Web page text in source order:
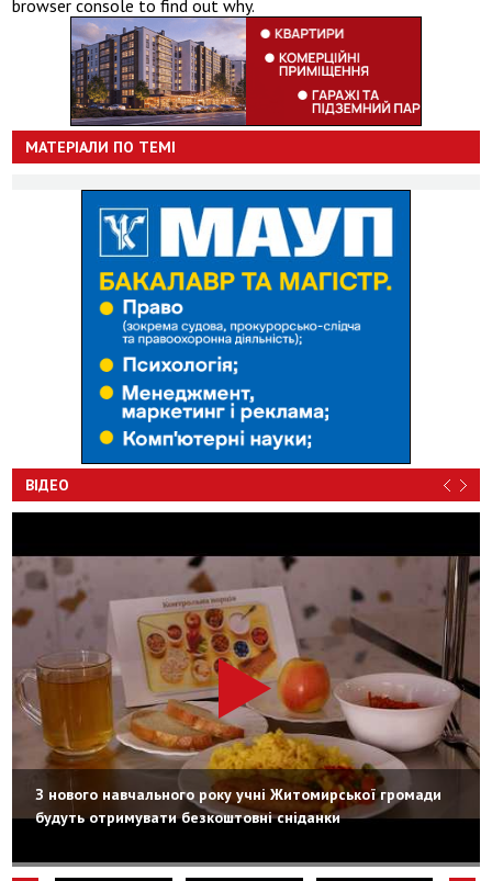
browser console to find out why.
МАТЕРІАЛИ ПО ТЕМІ
ВІДЕО
З нового навчального року учні Житомирської громади
будуть отримувати безкоштовні сніданки